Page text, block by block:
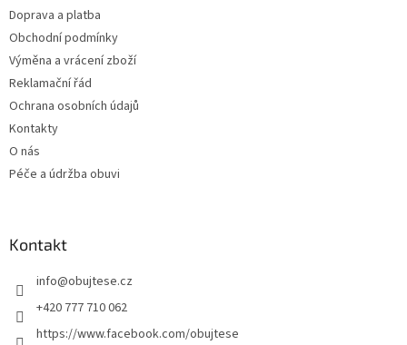
Doprava a platba
Obchodní podmínky
Výměna a vrácení zboží
Reklamační řád
Ochrana osobních údajů
Kontakty
O nás
Péče a údržba obuvi
Kontakt
info@obujtese.cz
+420 777 710 062
https://www.facebook.com/obujtese